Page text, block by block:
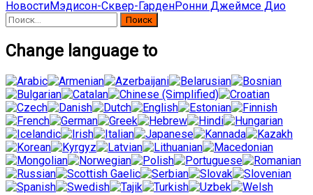
НовостиМэдисон-Сквер-ГарденРонни Джеймсе Дио
Найти:
Change language to